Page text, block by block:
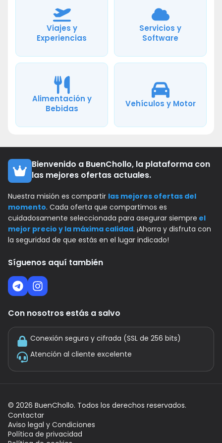
Viajes y
Experiencias
Servicios y
Software
Alimentación y
Bebidas
Vehículos y Motor
Bienvenido a BuenChollo, la plataforma con
las mejores ofertas actuales.
Nuestra misión es compartir las mejores ofertas del
momento. Cada oferta que compartimos es
cuidadosamente seleccionada para asegurar siempre el
mejor precio y la máxima calidad. ¡Ahorra y disfruta con
la seguridad de que estás en el lugar indicado!
Síguenos aquí también
Con nosotros estás a salvo
Conexión segura y cifrada (SSL de 256 bits)
Atención al cliente excelente
© 2026 BuenChollo. Todos los derechos reservados.
Contactar
Aviso legal y Condiciones
Política de privacidad